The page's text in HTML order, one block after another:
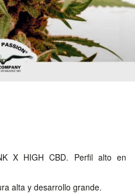
X HIGH CBD. Perfil alto en
alta y desarrollo grande.